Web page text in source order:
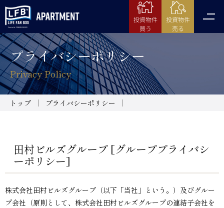
投資物件
買う
投資物件
売る
プライバシーポリシー
Privacy Policy
トップ プライバシーポリシー
田村ビルズグループ [グループプライバシ
ーポリシー]
株式会社田村ビルズグループ（以下「当社」という。）及びグルー
プ会社（原則として、株式会社田村ビルズグループの連結子会社を